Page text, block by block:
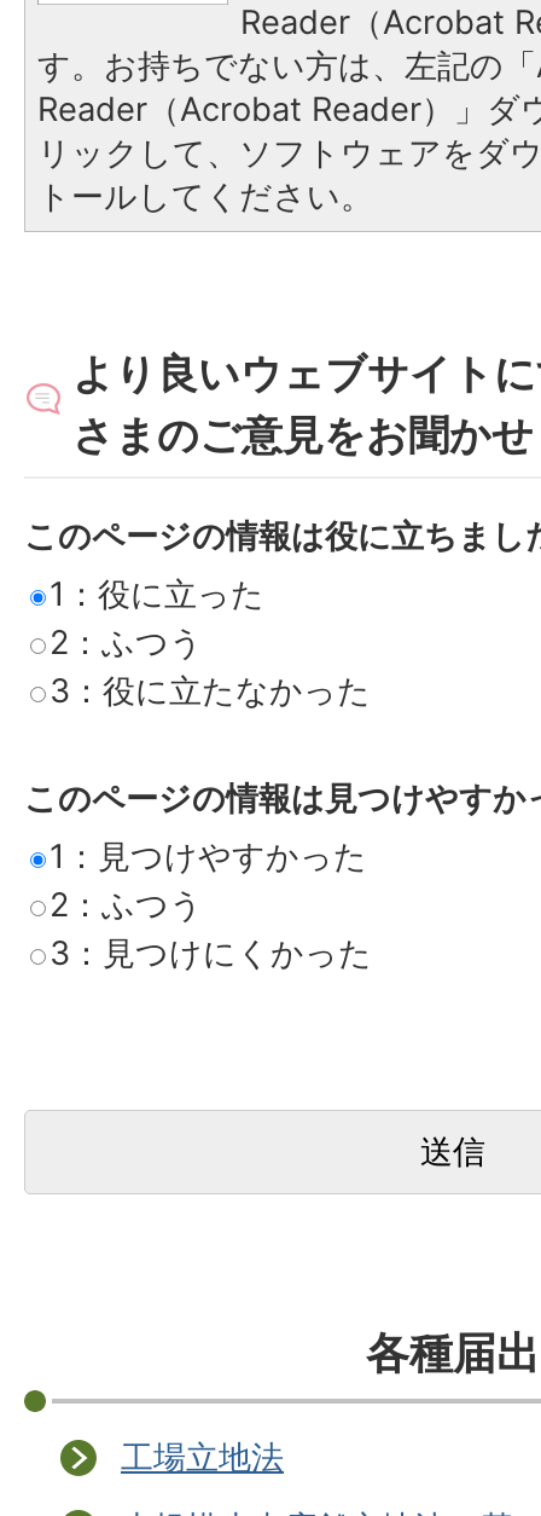
Reader（Acrobat
す。お持ちでない方は、左記の
Reader（Acrobat Reader）」ダ
リックして、ソフトウェアをダ
トールしてください。
より良いウェブサイト
さまのご意見をお聞か
このページの情報は役に立ちまし
1：役に立った
2：ふつう
3：役に立たなかった
このページの情報は見つけやすか
1：見つけやすかった
2：ふつう
3：見つけにくかった
各種届出
工場立地法